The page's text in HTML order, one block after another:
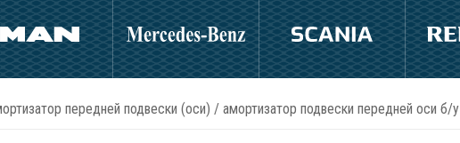
передней подвески (оси) / амортизатор подвески передней оси б/у